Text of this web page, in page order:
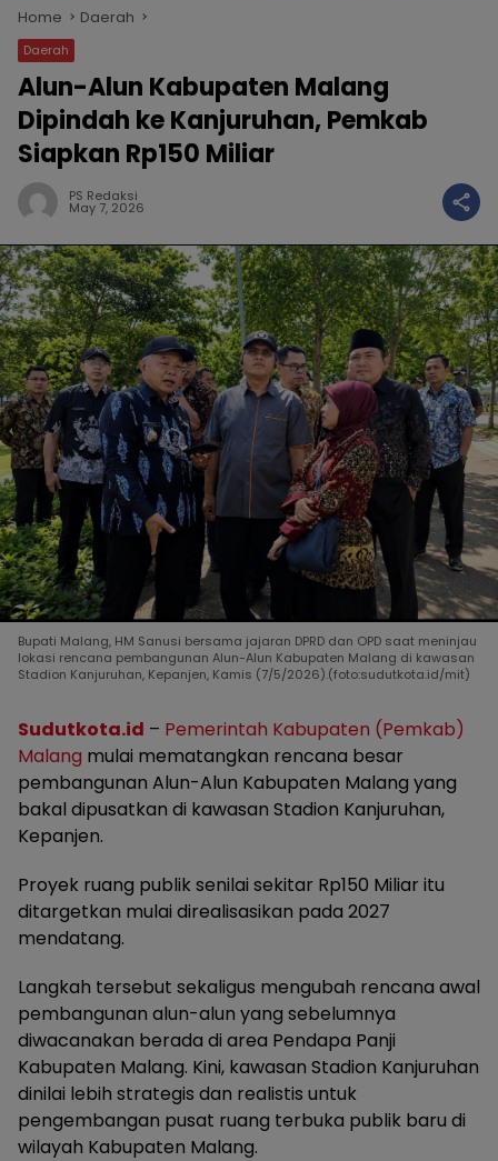
Home Daerah
Daerah
Alun-Alun Kabupaten Malang
Dipindah ke Kanjuruhan, Pemkab
Siapkan Rp150 Miliar
PS Redaksi
May 7, 2026
Bupati Malang, HM Sanusi bersama jajaran DPRD dan OPD saat meninjau
lokasi rencana pembangunan Alun-Alun Kabupaten Malang di kawasan
Stadion Kanjuruhan, Kepanjen, Kamis (7/5/2026).(foto:sudutkota.id/mit)
Sudutkota.id – Pemerintah Kabupaten (Pemkab)
Malang mulai mematangkan rencana besar
pembangunan Alun-Alun Kabupaten Malang yang
bakal dipusatkan di kawasan Stadion Kanjuruhan,
Kepanjen.
Proyek ruang publik senilai sekitar Rp150 Miliar itu
ditargetkan mulai direalisasikan pada 2027
mendatang.
Langkah tersebut sekaligus mengubah rencana awal
pembangunan alun-alun yang sebelumnya
diwacanakan berada di area Pendapa Panji
Kabupaten Malang. Kini, kawasan Stadion Kanjuruhan
dinilai lebih strategis dan realistis untuk
pengembangan pusat ruang terbuka publik baru di
wilayah Kabupaten Malang.